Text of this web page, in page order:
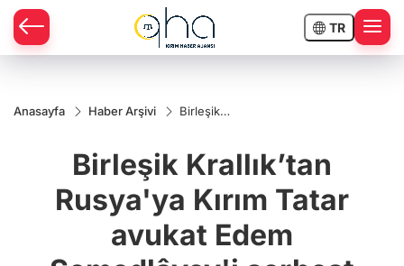
TR
Anasayfa Haber Arşivi
Birleşik
Kırım Tatar
avukat Edem
serbest
bırakma
çağrısı
Birleşik Krallık’tan
Rusya'ya Kırım Tatar
avukat Edem